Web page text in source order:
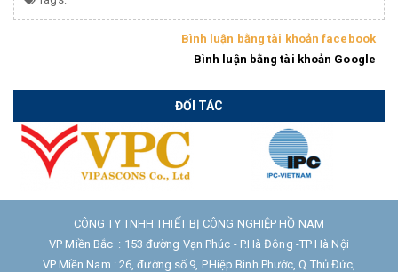
Bình luận bằng tài khoản facebook
Bình luận bằng tài khoản Google
ĐỐI TÁC
CÔNG TY TNHH THIẾT BỊ CÔNG NGHIỆP HỒ NAM
VP Miền Bắc : 153 đường Vạn Phúc - P.Hà Đông -TP Hà Nội
VP Miền Nam : 26, đường số 9, P.Hiệp Bình Phước, Q.Thủ Đức,